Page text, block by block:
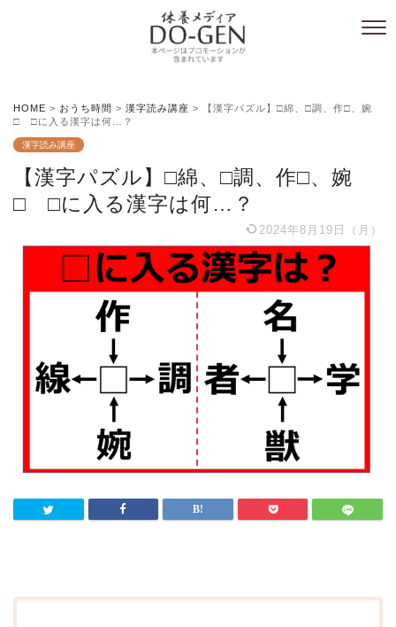
HOME > おうち時間 > 漢字読み講座 >
【漢字パズル】□綿、□調、作□、婉
□ □に入る漢字は何…？
漢字読み講座
【漢字パズル】□綿、□調、作□、婉
□ □に入る漢字は何…？
2024年8月19日（月）